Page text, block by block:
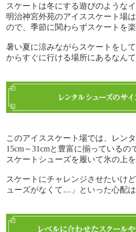
スケートは冬にする遊びのような
明治神宮外苑のアイススケート場は
ので、季節に関わらずスケートを楽
暑い夏に涼みながらスケートをし
からすぐに行ける場所にあるなんて
このアイススケート場では、レン
15cm～31cmと豊富に揃っているの
スケートシューズを履いて氷の上を
スケートにチャレンジさせたいけ
ューズがなくて…」といった心配は